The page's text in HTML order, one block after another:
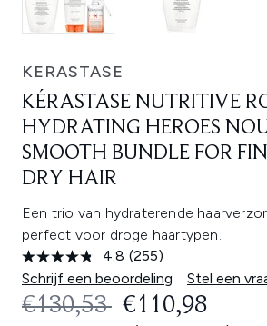
KERASTASE
KÉRASTASE NUTRITIVE
HYDRATING HEROES
SMOOTH BUNDLE FOR
DRY HAIR
Een trio van hydraterende
perfect voor droge haartypen.
4.8 Lees
255
beoordelingen.
Dezelfde
paginalink.
(255)
Schrijf een beoordeling
Stel een
RECOMMENDED
€130,53 HUIDIGE
€110,98